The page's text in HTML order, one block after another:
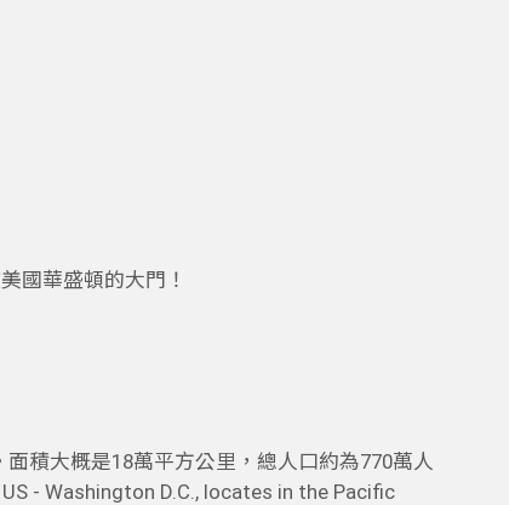
國華盛頓的大門！
積大概是18萬平方公里，總人口約為770萬人
- Washington D.C., locates in the Pacific